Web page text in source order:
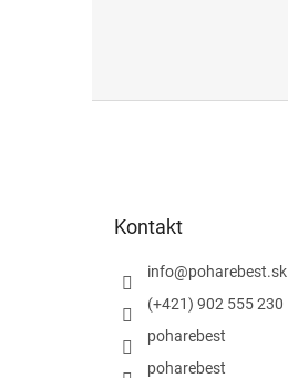
Kontakt
info@poharebest.sk
(+421) 902 555 230
poharebest
poharebest